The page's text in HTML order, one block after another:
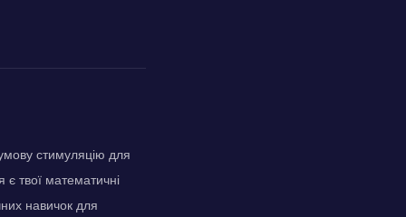
стимуляцію для
твої математичні
навичок для